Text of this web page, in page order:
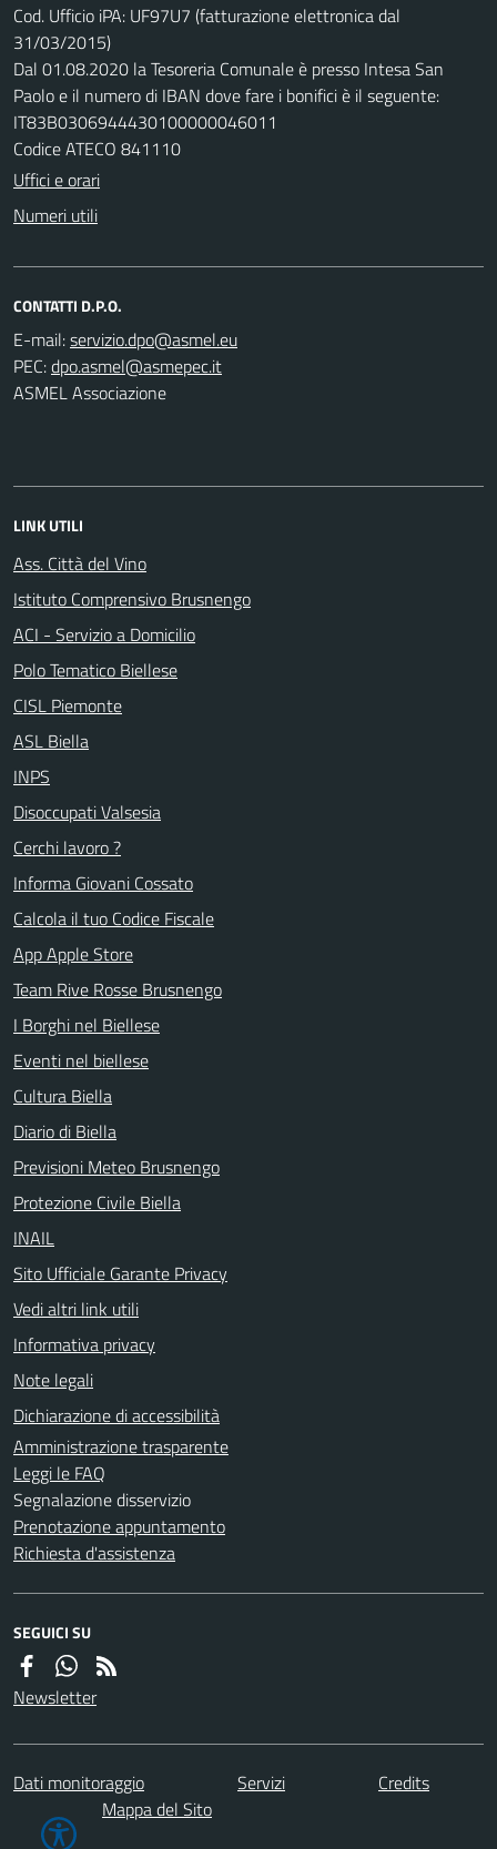
Cod. Ufficio iPA: UF97U7 (fatturazione elettronica dal
31/03/2015)
Dal 01.08.2020 la Tesoreria Comunale è presso Intesa San
Paolo e il numero di IBAN dove fare i bonifici è il seguente:
IT83B0306944430100000046011
Codice ATECO 841110
Uffici e orari
Numeri utili
CONTATTI D.P.O.
E-mail:
PEC:
ASMEL Associazione
LINK UTILI
Ass. Città del Vino
Istituto Comprensivo Brusnengo
ACI - Servizio a Domicilio
Polo Tematico Biellese
CISL Piemonte
ASL Biella
INPS
Disoccupati Valsesia
Cerchi lavoro ?
Informa Giovani Cossato
Calcola il tuo Codice Fiscale
App Apple Store
Team Rive Rosse Brusnengo
I Borghi nel Biellese
Eventi nel biellese
Cultura Biella
Diario di Biella
Previsioni Meteo Brusnengo
Protezione Civile Biella
INAIL
Sito Ufficiale Garante Privacy
Vedi altri link utili
Informativa privacy
Note legali
Dichiarazione di accessibilità
Amministrazione trasparente
Leggi le FAQ
Segnalazione disservizio
Prenotazione appuntamento
Richiesta d'assistenza
SEGUICI SU
Newsletter
Dati monitoraggio Servizi
Credits
Mappa del Sito